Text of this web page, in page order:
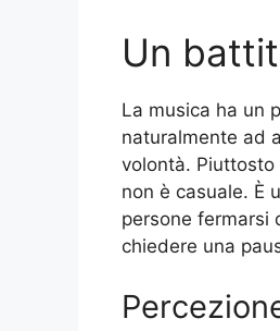
Un
La musica ha un
naturalmente ad
volontà. Piuttosto
non è casuale. È
persone fermarsi
chiedere una